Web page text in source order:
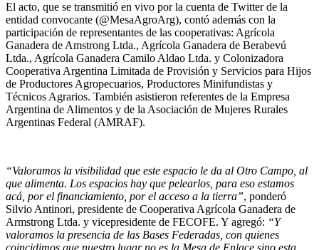
El acto, que se transmitió en vivo por la cuenta de Twitter de la
entidad convocante (@MesaAgroArg), contó además con la
participación de representantes de las cooperativas: Agrícola
Ganadera de Amstrong Ltda., Agrícola Ganadera de Berabevú
Ltda., Agrícola Ganadera Camilo Aldao Ltda. y Colonizadora
Cooperativa Argentina Limitada de Provisión y Servicios para Hijos
de Productores Agropecuarios, Productores Minifundistas y
Técnicos Agrarios. También asistieron referentes de la Empresa
Argentina de Alimentos y de la Asociación de Mujeres Rurales
Argentinas Federal (AMRAF).
“Valoramos la visibilidad que este espacio le da al Otro Campo, al
que alimenta. Los espacios hay que pelearlos, para eso estamos
acá, por el financiamiento, por el acceso a la tierra”, ponderó
Silvio Antinori, presidente de Cooperativa Agrícola Ganadera de
Armstrong Ltda. y vicepresidente de FECOFE. Y agregó: “Y
valoramos la presencia de las Bases Federadas, con quienes